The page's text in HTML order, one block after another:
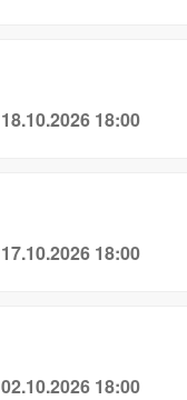
18.10.2026 18:00
17.10.2026 18:00
02.10.2026 18:00